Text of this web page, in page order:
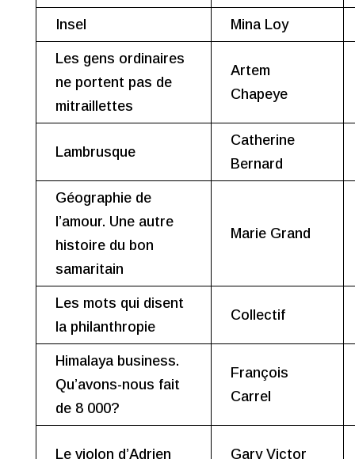
Insel Mina Loy
Les gens ordinaires
ne portent pas de
mitraillettes
Artem
Chapeye
Lambrusque
Catherine
Bernard
Géographie de
l’amour. Une autre
histoire du bon
samaritain
Marie Grand
Les mots qui disent
la philanthropie
Collectif
Himalaya business.
Qu’avons-nous fait
de 8 000?
François
Carrel
Le violon d’Adrien Gary Victor